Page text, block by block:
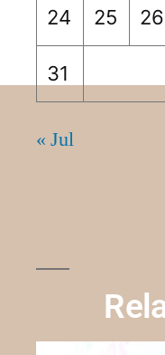
24 25 26
31
« Jul